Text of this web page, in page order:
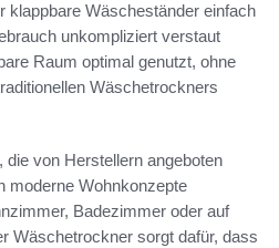
klappbare Wäscheständer einfach
unkompliziert verstaut
Raum optimal genutzt, ohne
Wäschetrockners
von Herstellern angeboten
moderne Wohnkonzepte
Badezimmer oder auf
Wäschetrockner sorgt dafür, dass